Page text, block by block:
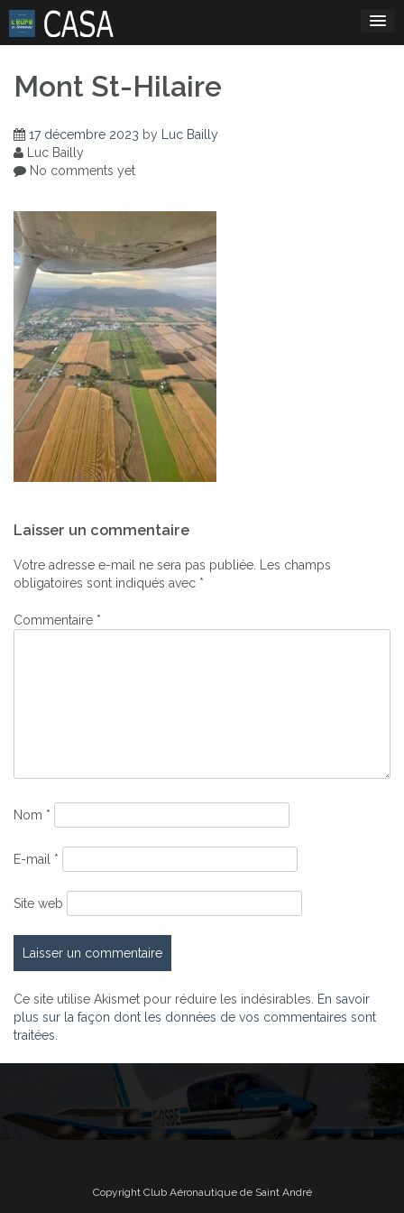
Skip
content
Mont St-Hilaire
17 décembre 2023 by Luc Bailly
Luc Bailly
No comments yet
de
l’article
Laisser un commentaire
Votre adresse e-mail ne sera pas publiée. Les champs
obligatoires sont indiqués avec *
Commentaire *
Nom *
E-mail *
Site web
Ce site utilise Akismet pour réduire les indésirables. En savoir
plus sur la façon dont les données de vos commentaires sont
traitées
Copyright Club Aéronautique de Saint André